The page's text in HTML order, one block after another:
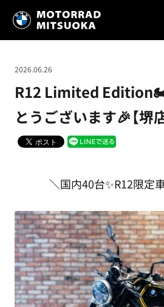
R12 Limited
とうございます🎉【堺
2026.06.26
＼国内40台✨R12限定